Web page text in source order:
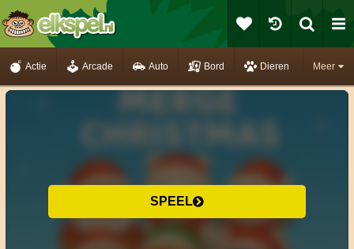
Meer
Actie Arcade Auto Bord Dieren
SPEEL